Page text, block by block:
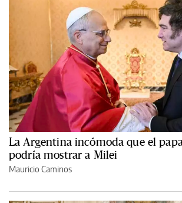
La Argentina incómoda que el
podría mostrar a Milei
Mauricio Caminos